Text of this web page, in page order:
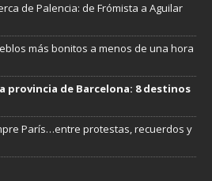
de Palencia: de Frómista a Aguilar
más bonitos a menos de una hora
provincia de Barcelona: 8 destinos
París…entre protestas, recuerdos y